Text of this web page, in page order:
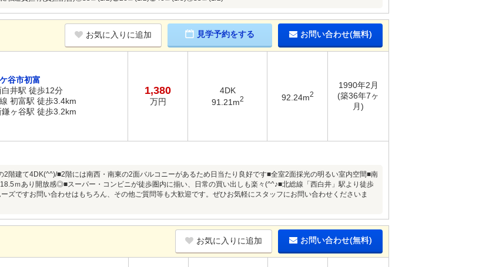
お気に入りに追加 見学予約をする お問い合わせ(無料)
谷市初富
井駅 徒歩12分
初富駅 徒歩3.4km
ヶ谷駅 徒歩3.2km
1,380
万円
4DK
91.21m2 92.24m2
1990年2月
(築36年7ヶ
月)
2階建て4DK(^^)/■2階には南西・南東の2面バルコニーがあるため日当たり良好です■全室2面採光の明るい室内空間■南
ｍあり開放感◎■スーパー・コンビニが徒歩圏内に揃い、日常の買い出しも楽々(^^♪■北総線「西白井」駅より徒歩
ズですお問い合わせはもちろん、その他ご質問等も大歓迎です。ぜひお気軽にスタッフにお問い合わせくださいま
お気に入りに追加 お問い合わせ(無料)